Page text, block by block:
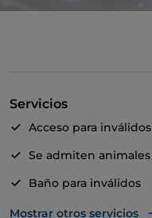
Servicios
Acceso para inválidos
Se admiten animales
Baño para inválidos
Se habla inglés
Mostrar otros servicios